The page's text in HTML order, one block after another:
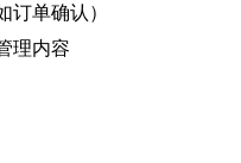
订单确认）
理内容